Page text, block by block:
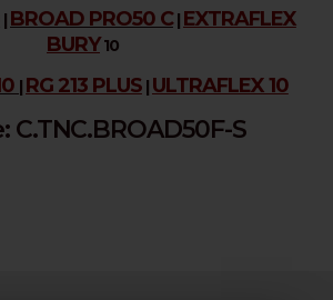
| BROAD PRO50 C | EXTRAFLEX
BURY10
| RG 213 PLUS | ULTRAFLEX 10
C.TNC.BROAD50F-S